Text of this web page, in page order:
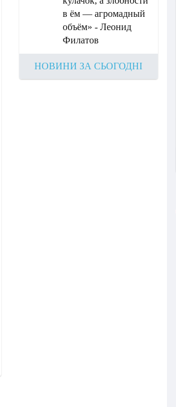
в ём — агромадный
объём» - Леонид
Филатов
НОВИНИ ЗА СЬОГОДНІ